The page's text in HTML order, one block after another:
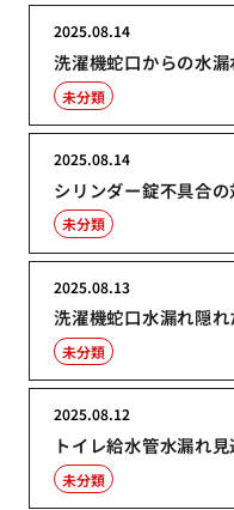
洗濯機蛇口からの水
2025.08.14
未分類
シリンダー錠不具合
2025.08.14
未分類
洗濯機蛇口水漏れ隠
2025.08.13
未分類
トイレ給水管水漏れ
2025.08.12
未分類